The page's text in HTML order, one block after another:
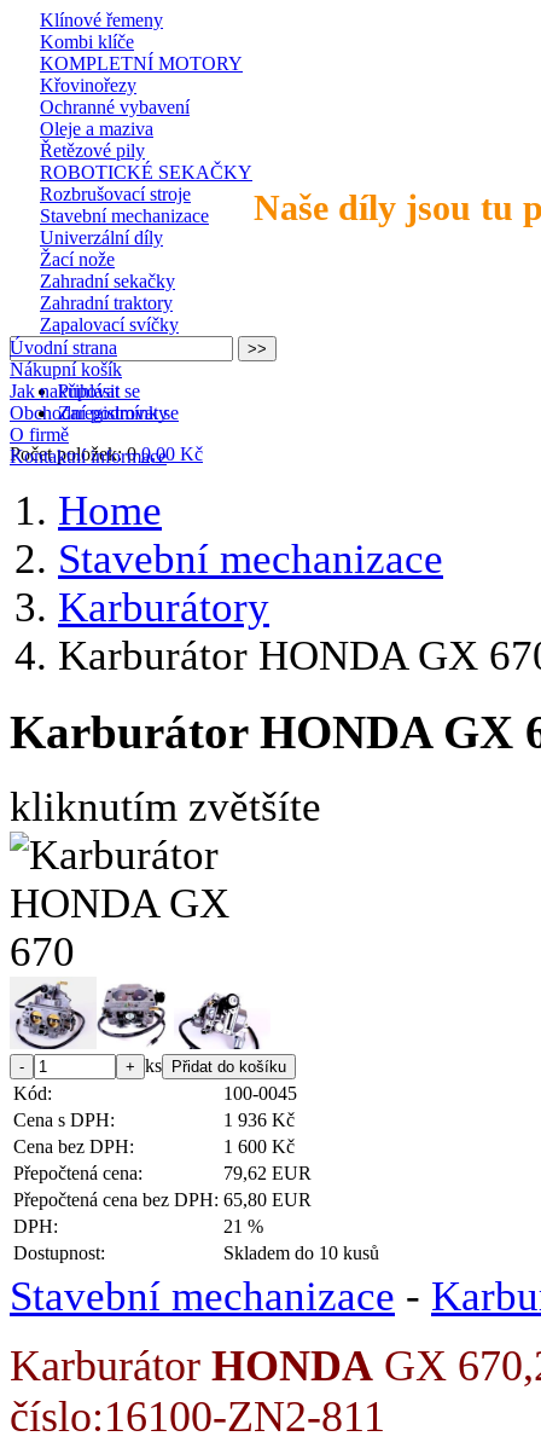
Naše díly jsou tu
Klínové řemeny
Kombi klíče
KOMPLETNÍ MOTORY
Křovinořezy
Ochranné vybavení
Oleje a maziva
Řetězové pily
ROBOTICKÉ SEKAČKY
Rozbrušovací stroje
Stavební mechanizace
Univerzální díly
Žací nože
Zahradní sekačky
Zahradní traktory
Zapalovací svíčky
Přihlásit se
Zaregistrovat se
Počet položek: 0 0,00 Kč
Úvodní strana
Nákupní košík
Jak nakupovat
Obchodní podmínky
O firmě
Kontaktní informace
Home
Stavební mechanizace
Karburátory
Karburátor HONDA GX
Karburátor HONDA GX
kliknutím zvětšíte
ks
Kód:
100-0045
Cena s DPH:
1 936 Kč
Cena bez DPH:
1 600 Kč
Přepočtená cena:
79,62 EUR
Přepočtená cena bez DPH: 65,80 EUR
DPH:
21 %
Dostupnost:
Skladem do 10 kusů
Stavební mechanizace -
Karburátor HONDA GX
číslo:16100-ZN2-811